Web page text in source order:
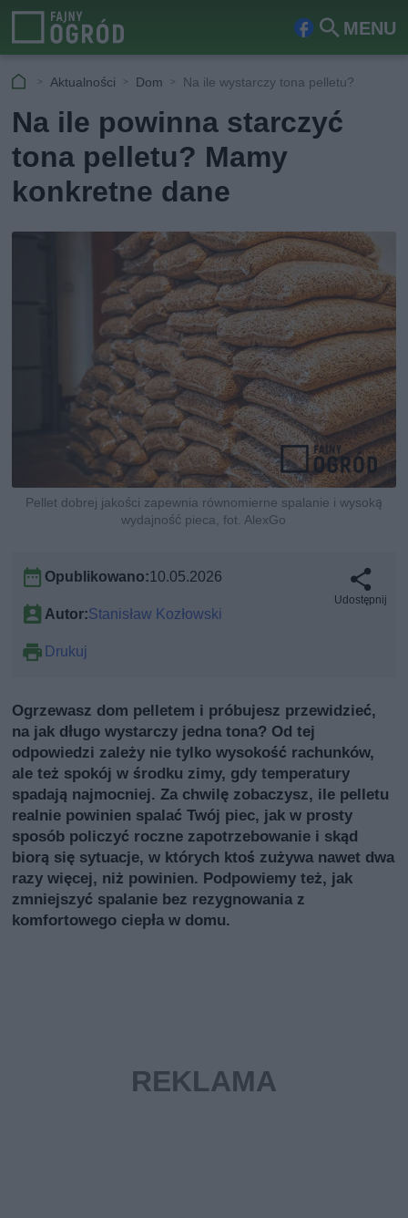
MENU
Fa
ook
Szu
kaj
Aktualności Dom Na ile wystarczy tona pelletu?
Na ile powinna starczyć
tona pelletu? Mamy
konkretne dane
Pellet dobrej jakości zapewnia równomierne spalanie i wysoką
wydajność pieca, fot. AlexGo
Opublikowano:10.05.2026
Autor:Stanisław Kozłowski
Drukuj
Udostępnij
Ogrzewasz dom pelletem i próbujesz przewidzieć,
na jak długo wystarczy jedna tona? Od tej
odpowiedzi zależy nie tylko wysokość rachunków,
ale też spokój w środku zimy, gdy temperatury
spadają najmocniej. Za chwilę zobaczysz, ile pelletu
realnie powinien spalać Twój piec, jak w prosty
sposób policzyć roczne zapotrzebowanie i skąd
biorą się sytuacje, w których ktoś zużywa nawet dwa
razy więcej, niż powinien. Podpowiemy też, jak
zmniejszyć spalanie bez rezygnowania z
komfortowego ciepła w domu.